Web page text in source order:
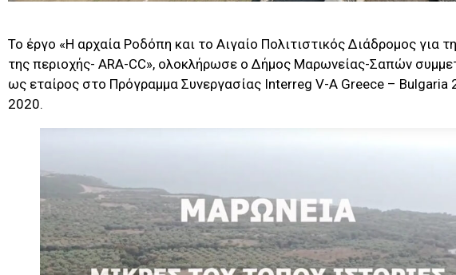
Το έργο «Η αρχαία Ροδόπη και το Αιγαίο Πολιτιστικός Διάδρομος για
της περιοχής- ARA-CC», ολοκλήρωσε ο Δήμος Μαρωνείας-Σαπών
ως εταίρος στο Πρόγραμμα Συνεργασίας Interreg V-A Greece – Bulgaria
2020.